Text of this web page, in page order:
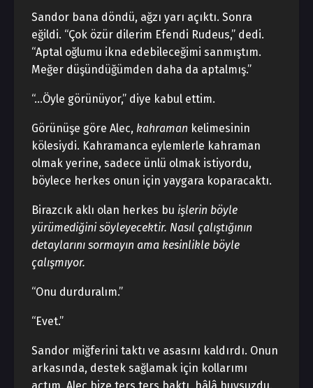
Sandor bana döndü, ağzı yarı açıktı. Sonra
eğildi. “Çok özür dilerim Efendi Rudeus,” dedi.
“Aptal oğlumu ikna edebileceğimi sanmıştım.
Meğer düşündüğümden daha da aptalmış.”
“…Öyle görünüyor,” diye kabul ettim.
Görünüşe göre Alec, kahraman kelimesinin
kölesiydi. Kahramanca eylemlerle kahraman
olmak yerine, sadece ünlü olmak istiyordu,
böylece herkes onun için yaygara koparacaktı.
Birazcık aklı olan herkes bu işlerin böyle
yürümediğini söyleyecektir. Nasıl çalıştığının
detaylarını sormayın ama kesinlikle böyle
çalışmıyor.
“Onu durduralım.”
“Evet.”
Sandor miğferini taktı ve asasını kaldırdı. Onun
arkasında, destek sağlamak için kollarımı